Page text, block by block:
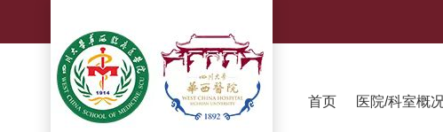
首页 医院/科室概